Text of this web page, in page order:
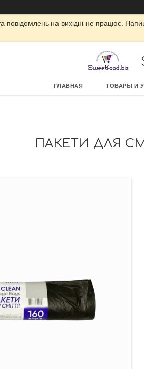
повідомлень на вихідні не працює.
ГЛАВНАЯ ТОВАРЫ И
ПАКЕТИ ДЛЯ